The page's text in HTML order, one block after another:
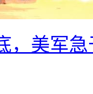
，美军